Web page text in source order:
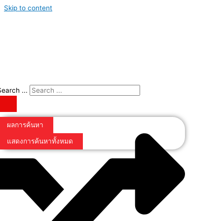
Skip to content
...
ผลการค้นหา
แสดงการค้นหาทั้งหมด